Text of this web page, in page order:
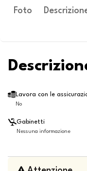
Foto
Lavora con le
No
Gabinetti
Nessuna informazione